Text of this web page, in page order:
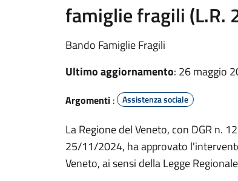
famiglie fragili (L.R.
Bando Famiglie Fragili
Ultimo aggiornamento: 26 maggio
Argomenti : Assistenza sociale
La Regione del Veneto, con DGR n.
25/11/2024, ha approvato
Veneto, ai sensi della Legge